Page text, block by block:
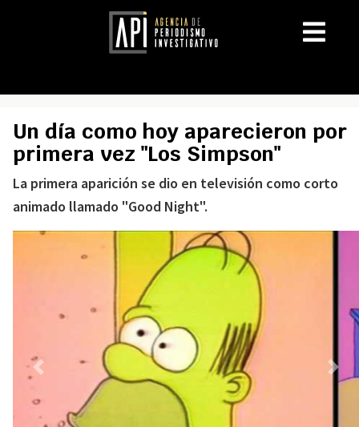
Un día como hoy aparecieron por
primera vez "Los Simpson"
La primera aparición se dio en televisión como corto
animado llamado "Good Night".
Previous Next